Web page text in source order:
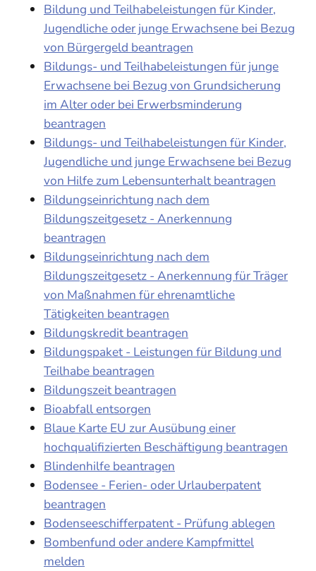
Bildung und Teilhabeleistungen für Kinder,
Jugendliche oder junge Erwachsene bei Bezug
von Bürgergeld beantragen
Bildungs- und Teilhabeleistungen für junge
Erwachsene bei Bezug von Grundsicherung
im Alter oder bei Erwerbsminderung
beantragen
Bildungs- und Teilhabeleistungen für Kinder,
Jugendliche und junge Erwachsene bei Bezug
von Hilfe zum Lebensunterhalt beantragen
Bildungseinrichtung nach dem
Bildungszeitgesetz - Anerkennung
beantragen
Bildungseinrichtung nach dem
Bildungszeitgesetz - Anerkennung für Träger
von Maßnahmen für ehrenamtliche
Tätigkeiten beantragen
Bildungskredit beantragen
Bildungspaket - Leistungen für Bildung und
Teilhabe beantragen
Bildungszeit beantragen
Bioabfall entsorgen
Blaue Karte EU zur Ausübung einer
hochqualifizierten Beschäftigung beantragen
Blindenhilfe beantragen
Bodensee - Ferien- oder Urlauberpatent
beantragen
Bodenseeschifferpatent - Prüfung ablegen
Bombenfund oder andere Kampfmittel
melden